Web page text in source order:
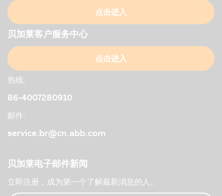
点击进入
贝加莱客户服务中心
点击进入
热线:
86-4007280910
邮件:
service.br@cn.abb.com
贝加莱电子邮件新闻
立即注册，成为第一个了解最新消息的人。